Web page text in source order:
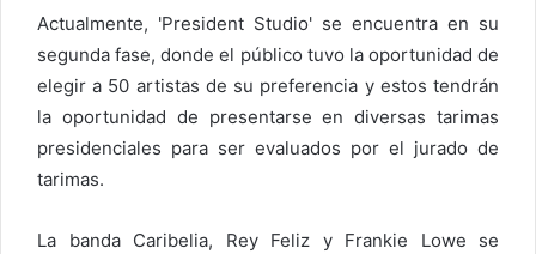
Actualmente, 'President Studio' se encuentra en su
segunda fase, donde el público tuvo la oportunidad de
elegir a 50 artistas de su preferencia y estos tendrán
la oportunidad de presentarse en diversas tarimas
presidenciales para ser evaluados por el jurado de
tarimas.
La banda Caribelia, Rey Feliz y Frankie Lowe se